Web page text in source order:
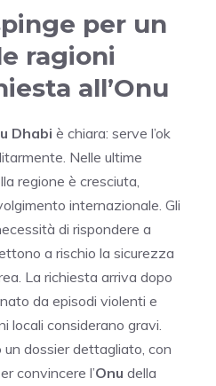
per un
ragioni
all’Onu
Dhabi è chiara: serve l’ok
Nelle ultime
regione è cresciuta,
internazionale. Gli
di rispondere a
a rischio la sicurezza
La richiesta arriva dopo
da episodi violenti e
locali considerano gravi.
dossier dettagliato, con
convincere l’Onu della